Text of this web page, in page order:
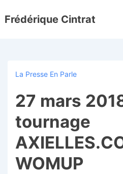
passer
Frédérique Cintrat
La Presse En Parle
27 mars
tournage
WOMUP